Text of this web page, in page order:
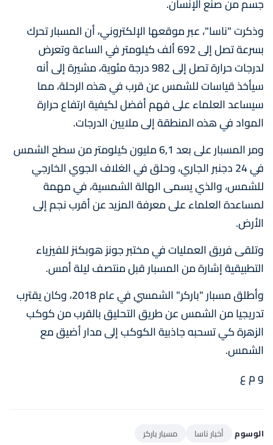
جسم من صنع الإنسان.
وذكرت "ناسا"، عبر موقعها الإلكتروني، أن المسبار تحرك
بسرعة تصل إلى 692 ألف كيلومتر في الساعة وتعرض
لدرجات حرارة تصل إلى 982 درجة مئوية، مشيرة إلى أنه
سيأخذ قياسات للشمس عن قرب في هذه الرحلة، مما
سيساعد العلماء على فهم أفضل لكيفية ارتفاع حرارة
المواد في هذه المنطقة إلى ملايين الدرجات.
ومر المسبار على بعد 6,1 مليون كيلومتر من سطح الشمس
في 24 دجنبر الجاري، وحلق في الغلاف الجوي الخارجي
للشمس، والذي يسمى الهالة الشمسية، في مهمة
لمساعدة العلماء على معرفة المزيد عن أقرب نجم إلى
الأرض.
وتلقى فريق العمليات في مختبر جونز هوبكنز للفيزياء
التطبيقية إشارة من المسبار قبل منتصف ليلة أمس.
وأطلق مسبار "باركر" الشمسي في عام 2018، وكان يقترب
تدريجيا من الشمس عن طريق التحليق بالقرب من كوكب
الزهرة كي تسحبه جاذبية الكوكب إلى مدار أضيق مع
الشمس.
و م ع
الوسوم أخبار ناسا مسبار باركر